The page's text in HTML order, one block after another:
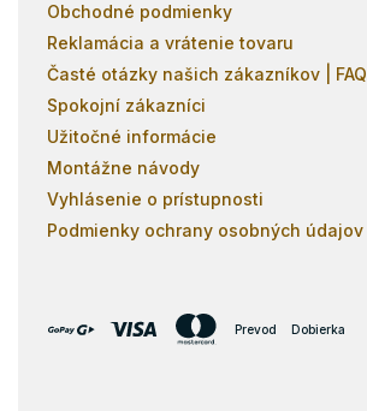
Obchodné podmienky
Reklamácia a vrátenie tovaru
Časté otázky našich zákazníkov | FAQ
Spokojní zákazníci
Užitočné informácie
Montážne návody
Vyhlásenie o prístupnosti
Podmienky ochrany osobných údajov
Prevod Dobierka